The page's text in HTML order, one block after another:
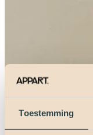
Toestemming